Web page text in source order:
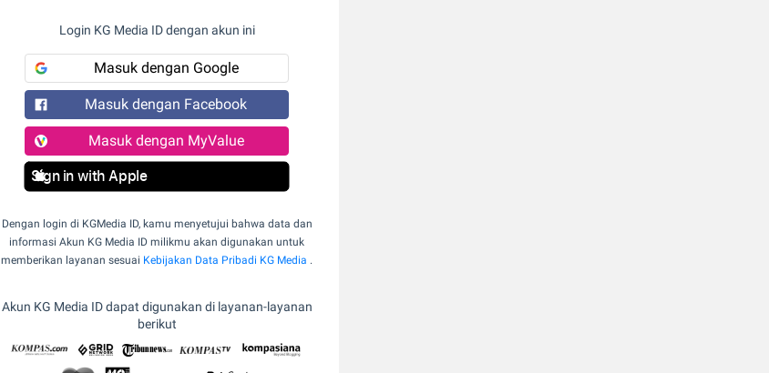
Login KG Media ID dengan akun ini
Masuk dengan Google
Masuk dengan Facebook
Masuk dengan MyValue
Sign in with Apple
Dengan login di KGMedia ID, kamu menyetujui bahwa data dan
informasi Akun KG Media ID milikmu akan digunakan untuk
memberikan layanan sesuai Kebijakan Data Pribadi KG Media .
Akun KG Media ID dapat digunakan di layanan-layanan
berikut